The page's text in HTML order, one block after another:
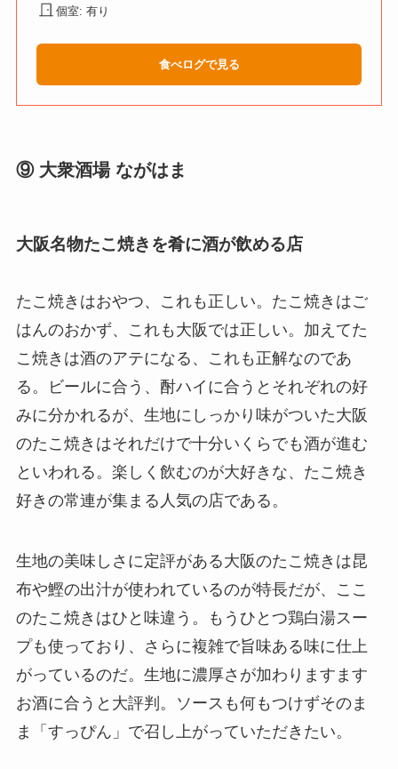
個室: 有り
食べログで見る
⑨ 大衆酒場 ながはま
大阪名物たこ焼きを肴に酒が飲める店
たこ焼きはおやつ、これも正しい。たこ焼きはご
はんのおかず、これも大阪では正しい。加えてた
こ焼きは酒のアテになる、これも正解なのであ
る。ビールに合う、酎ハイに合うとそれぞれの好
みに分かれるが、生地にしっかり味がついた大阪
のたこ焼きはそれだけで十分いくらでも酒が進む
といわれる。楽しく飲むのが大好きな、たこ焼き
好きの常連が集まる人気の店である。
生地の美味しさに定評がある大阪のたこ焼きは昆
布や鰹の出汁が使われているのが特長だが、ここ
のたこ焼きはひと味違う。もうひとつ鶏白湯スー
プも使っており、さらに複雑で旨味ある味に仕上
がっているのだ。生地に濃厚さが加わりますます
お酒に合うと大評判。ソースも何もつけずそのま
ま「すっぴん」で召し上がっていただきたい。